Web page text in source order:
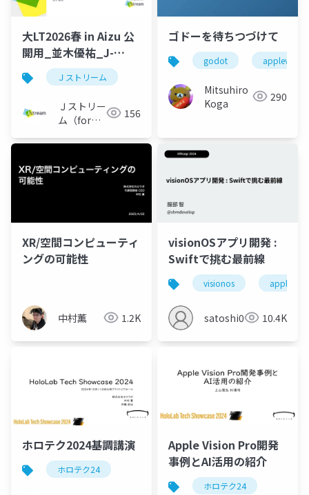
大LT2026春 in Aizu 公
開用_並木優祐_J-
StreamＪストリーム
Ｊストリー
ム（for
156
ゴドーを待ちつづけて
godot
Mitsuhiro
Koga
290
XR/空間コンピューティ
ングの可能性
中村薫 1.2K
visionOSアプリ開発 :
Swiftで挑む最前線
visionos apple
satoshi0212 10.4K
ホロテク2024基調講演
ホロテク24
Apple Vision Pro開発
事例とAI活用の紹介
ホロテク24